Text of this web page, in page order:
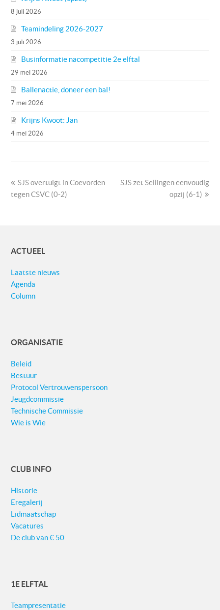
8 juli 2026
Teamindeling 2026-2027
3 juli 2026
Businformatie nacompetitie 2e elftal
29 mei 2026
Ballenactie, doneer een bal!
7 mei 2026
Krijns Kwoot: Jan
4 mei 2026
previous
post:
SJS overtuigt in Coevorden
tegen CSVC (0-2)
next
SJS zet Sellingen eenvoudig
opzij (6-1)
ACTUEEL
Laatste nieuws
Agenda
Column
ORGANISATIE
Beleid
Bestuur
Protocol Vertrouwenspersoon
Jeugdcommissie
Technische Commissie
Wie is Wie
CLUB INFO
Historie
Eregalerij
Lidmaatschap
Vacatures
De club van € 50
1E ELFTAL
Teampresentatie